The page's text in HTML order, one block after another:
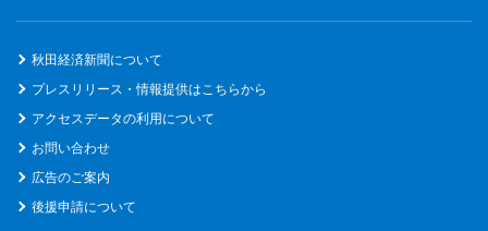
秋田経済新聞について
プレスリリース・情報提供はこちらから
アクセスデータの利用について
お問い合わせ
広告のご案内
後援申請について